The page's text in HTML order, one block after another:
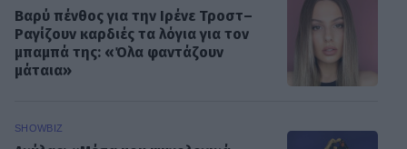
Βαρύ πένθος για την Ιρένε Τροστ–
Ραγίζουν καρδιές τα λόγια για τον
μπαμπά της: «Όλα φαντάζουν
μάταια»
SHOWBIZ